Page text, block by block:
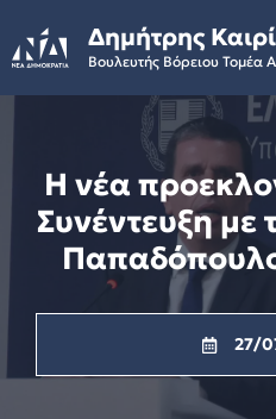
to
content
Δημήτρης
Βουλευτής Βόρειου Τομέα
H νέα
Συνέντευξη με
27/